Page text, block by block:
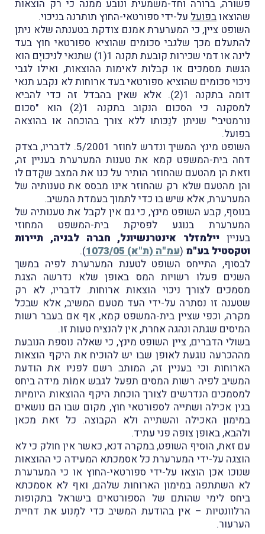
פשורה, ברורה וחד-משמעית ונובע ממנה כי רק הוצאות
שהוצאובפועל על-ידי ספורטאי-החוץ תותרנה בניכוי.
השופט ציין, כי המערערת אמנם צודקת בטענתה שלא ניתן
להתעלם מכך שלגבי סכומים שהוציא ספורטאי חוץ בעד
לינה או דמי שכירות קובעת תקנה 1(1) שתנאי לניכויָם הוא
הגשת מסמכים או קבלות לאימות ההוצאות, ואילו לגבי
ניכוי סכומים שהוציא ספורטאי בעד ארוחות לא נקבע תנאי
דומה בתקנה 1(2). אלא שאין בהבדל זה כדי להביא
למסקנה כי הסכום הנקוב בתקנה 1(2) הוא "סכום
נורמטיבי" שניתן לנַכּותו ללא צורך בהוכחה או בהוצאה
בפועל.
השופט מינץ המשיך ונדרש לחוזר 5/2001. לדבריו, בצדק
דחה בית-המשפט קמא את טענות המערערת בעניין זה,
וזאת הן מהטעם שהחוזר הותיר על כנו את המצב שקָדם לו
והן מהטעם שלא רק שהחוזר אינו מבסס את טענותיה של
המערערת, אלא שיש בו כדי לתמוך בעמדת המשיב.
בנוסף, קבע השופט מינץ, כי גם אין לקבל את טענותיה של
המערערת בנוגע לפסיקת בית-המשפט המחוזי
בעניין יילמזלר אינטרנשיונל, חברה לבניה, תיירות
וטקסטיל בע"מ (עמ"ה (ת"א) 1073/05
).
לבסוף, התייחס השופט לטענת המערערת לפיה במשך
השנים פעלו רשויות המס באופן שלא נדרשה הצגת
מסמכים לצורך ניכוי הוצאות ארוחות. לדבריו, לא רק
שטענה זו נסתרה על-ידי העד מטעם המשיב, אלא שבכל
מקרה, וכפי שציין בית-המשפט קמא, אף אם בעבר רשות
המיסים שגתה ונהגה אחרת, אין להנציח טעות זו.
בשולי הדברים, ציין השופט מינץ, כי שאלה נוספת הנובעת
מההכרעה נוגעת לאופן שבו יש להוכיח את היקף הוצאות
הארוחות וכי בעניין זה, המותב רשם לפניו את הודעת
המשיב לפיה רשות המסים תפעל לגבש אמוֹת מידה ביחס
למסמכים הנדרשים לצורך הוכחת היקף ההוצאות היומיות
בגין אכילה ושתייה לספורטאי חוץ, מקום שבו הם נושאים
במימון האכילה והשתייה ולא הקבוצה. כל זאת מכאן
ולהבא, באופן צופה פני עתיד.
עם זאת, הוסיף השופט, במקרה דנא, כאשר אין חולק כי לא
הוצגה על-ידי המערערת כל אסמכתא המעידה כי ההוצאות
שנוכו אכן הוצאו על-ידי ספורטאי-החוץ או כי המערערת
לא השתתפה במימון הארוחות שלהם, ואף לא אסמכתא
ביחס לימי שהותם של הספורטאים בישראל בתקופות
הרלוונטיות – אין בהודעת המשיב כדי למְנוע את דחיית
הערעור.